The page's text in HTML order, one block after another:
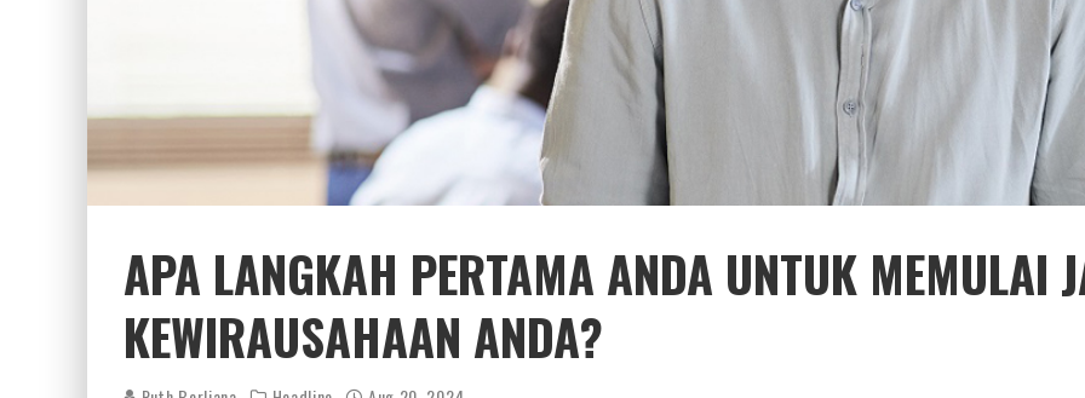
APA LANGKAH PERTAMA ANDA UNTUK MEMULAI
KEWIRAUSAHAAN ANDA?